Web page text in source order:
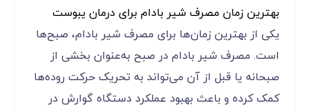
بهترین زمان مصرف شیر بادام برای درمان یبوست
یکی از بهترین زمان‌ها برای مصرف شیر بادام، صبح‌ها
است. مصرف شیر بادام در صبح به‌عنوان بخشی از
صبحانه یا قبل از آن می‌تواند به تحریک حرکت روده‌ها
کمک کرده و باعث بهبود عملکرد دستگاه گوارش در